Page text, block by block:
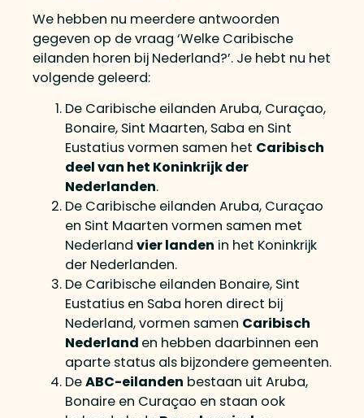
We hebben nu meerdere antwoorden
gegeven op de vraag ‘Welke Caribische
eilanden horen bij Nederland?’. Je hebt nu het
volgende geleerd:
De Caribische eilanden Aruba, Curaçao,
Bonaire, Sint Maarten, Saba en Sint
Eustatius vormen samen het Caribisch
deel van het Koninkrijk der
Nederlanden.
De Caribische eilanden Aruba, Curaçao
en Sint Maarten vormen samen met
Nederland vier landen in het Koninkrijk
der Nederlanden.
De Caribische eilanden Bonaire, Sint
Eustatius en Saba horen direct bij
Nederland, vormen samen Caribisch
Nederland en hebben daarbinnen een
aparte status als bijzondere gemeenten.
DeABC-eilanden bestaan uit Aruba,
Bonaire en Curaçao en staan ook